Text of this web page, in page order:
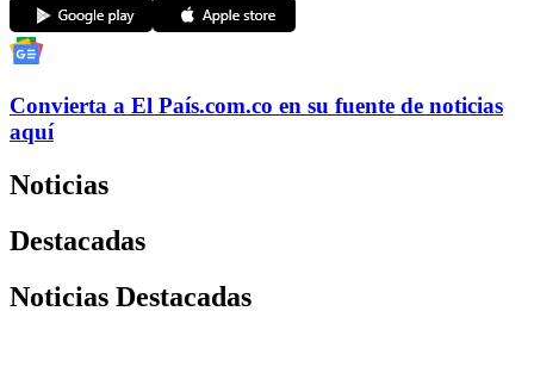
Convierta a El País.com.co en su fuente de noticias
aquí
Noticias
Destacadas
Noticias Destacadas